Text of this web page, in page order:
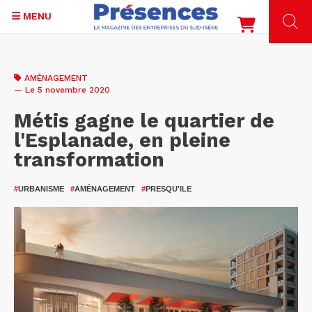
contenu
MENU
AMÉNAGEMENT
— Le 5 novembre 2020
Métis gagne le quartier de
l'Esplanade, en pleine
transformation
#URBANISME #AMÉNAGEMENT #PRESQU'ILE